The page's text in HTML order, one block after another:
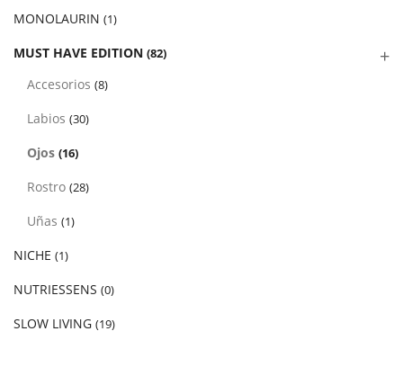
MONOLAURIN (1)
MUST HAVE EDITION (82)
Accesorios (8)
Labios (30)
Ojos (16)
Rostro (28)
Uñas (1)
NICHE (1)
NUTRIESSENS (0)
SLOW LIVING (19)